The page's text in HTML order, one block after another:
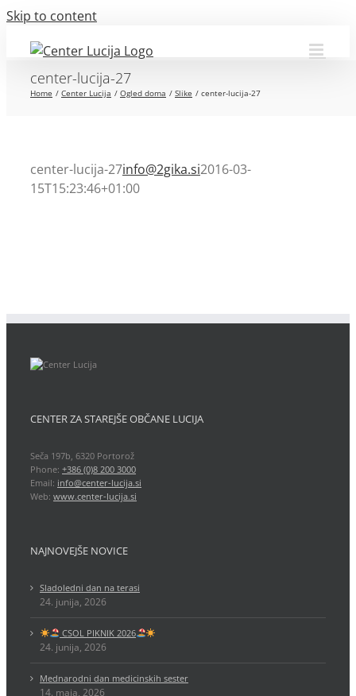
Skip to content
center-lucija-27
Home Center Lucija Ogled doma Slike center-lucija-27
center-lucija-27info@2gika.si2016-03-
15T15:23:46+01:00
CENTER ZA STAREJŠE OBČANE LUCIJA
Seča 197b, 6320 Portorož
Phone: +386 (0)8 200 3000
Email: info@center-lucija.si
Web: www.center-lucija.si
NAJNOVEJŠE NOVICE
Sladoledni dan na terasi
24. junija, 2026
CSOL PIKNIK 2026
24. junija, 2026
Mednarodni dan medicinskih sester
14. maja, 2026